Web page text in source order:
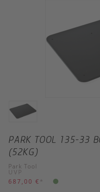
PARK TOOL 135-33
(52KG)
Park Tool
UVP
687,00 € *